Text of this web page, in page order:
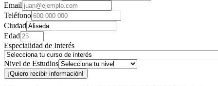
Email
Teléfono
Ciudad
Edad
Especialidad de Interés
Nivel de Estudios
¡Quiero recibir información!